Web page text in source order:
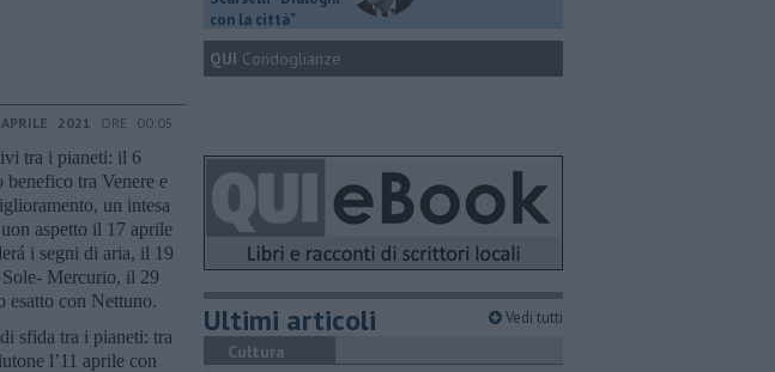
2021 ORE 00:05
tra i pianeti: il 6
benefico tra Venere e
un intesa
aspetto il 17 aprile
i segni di aria, il 19
Mercurio, il 29
esatto con Nettuno.
sfida tra i pianeti: tra
l’11 aprile con
con la città"
QUI Condoglianze
Ultimi articoli Vedi tutti
Cultura